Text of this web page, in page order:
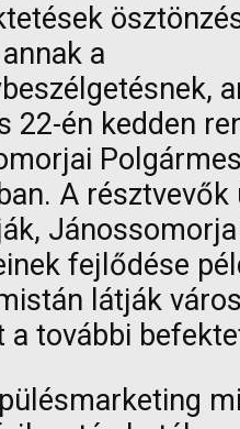
a
22-én kedden
A résztvevők
fejlődése
látják
a további